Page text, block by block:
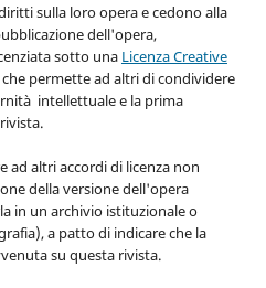
sulla loro opera e cedono alla
dell'opera,
sotto una Licenza Creative
permette ad altri di condividere
intellettuale e la prima
ad altri accordi di licenza non
della versione dell'opera
in un archivio istituzionale o
a patto di indicare che la
su questa rivista.